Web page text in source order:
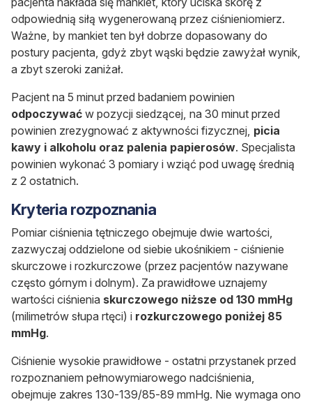
odpowiednią siłą wygenerowaną przez ciśnieniomierz.
Ważne, by mankiet ten był dobrze dopasowany do
postury pacjenta, gdyż zbyt wąski będzie zawyżał wynik,
a zbyt szeroki zaniżał.
Pacjent na 5 minut przed badaniem powinien
odpoczywać w pozycji siedzącej, na 30 minut przed
powinien zrezygnować z aktywności fizycznej, picia
kawy i alkoholu oraz palenia papierosów. Specjalista
powinien wykonać 3 pomiary i wziąć pod uwagę średnią
z 2 ostatnich.
Kryteria rozpoznania
Pomiar ciśnienia tętniczego obejmuje dwie wartości,
zazwyczaj oddzielone od siebie ukośnikiem - ciśnienie
skurczowe i rozkurczowe (przez pacjentów nazywane
często górnym i dolnym). Za prawidłowe uznajemy
wartości ciśnienia skurczowego niższe od 130 mmHg
(milimetrów słupa rtęci) i rozkurczowego poniżej 85
mmHg.
Ciśnienie wysokie prawidłowe - ostatni przystanek przed
rozpoznaniem pełnowymiarowego nadciśnienia,
obejmuje zakres 130-139/85-89 mmHg. Nie wymaga ono